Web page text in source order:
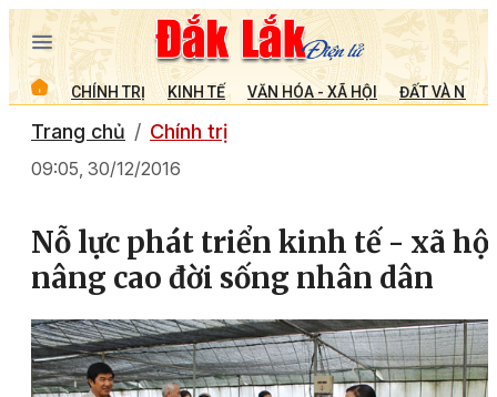
CHÍNH TRỊ KINH TẾ VĂN HÓA - XÃ HỘI ĐẤT VÀ
Trang chủ Chính trị
09:05, 30/12/2016
Nỗ lực phát triển kinh tế - xã
nâng cao đời sống nhân dân